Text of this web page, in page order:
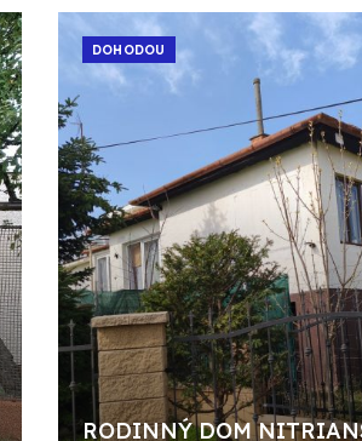
DOHODOU
RODINNÝ DOM